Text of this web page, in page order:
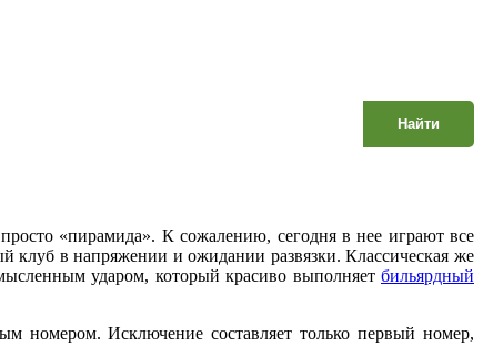
Найти
«пирамида». К сожалению, сегодня в нее играют все
клуб в напряжении и ожидании развязки. Классическая же
ударом, который красиво выполняет бильярдный
номером. Исключение составляет только первый номер,